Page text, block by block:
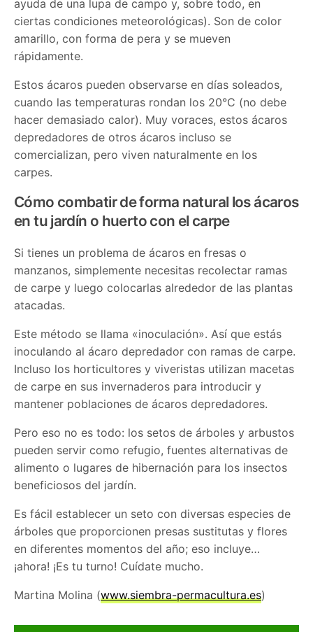
ayuda de una lupa de campo y, sobre todo, en
ciertas condiciones meteorológicas). Son de color
amarillo, con forma de pera y se mueven
rápidamente.
Estos ácaros pueden observarse en días soleados,
cuando las temperaturas rondan los 20°C (no debe
hacer demasiado calor). Muy voraces, estos ácaros
depredadores de otros ácaros incluso se
comercializan, pero viven naturalmente en los
carpes.
Cómo combatir de forma natural los ácaros
en tu jardín o huerto con el carpe
Si tienes un problema de ácaros en fresas o
manzanos, simplemente necesitas recolectar ramas
de carpe y luego colocarlas alrededor de las plantas
atacadas.
Este método se llama «inoculación». Así que estás
inoculando al ácaro depredador con ramas de carpe.
Incluso los horticultores y viveristas utilizan macetas
de carpe en sus invernaderos para introducir y
mantener poblaciones de ácaros depredadores.
Pero eso no es todo: los setos de árboles y arbustos
pueden servir como refugio, fuentes alternativas de
alimento o lugares de hibernación para los insectos
beneficiosos del jardín.
Es fácil establecer un seto con diversas especies de
árboles que proporcionen presas sustitutas y flores
en diferentes momentos del año; eso incluye…
¡ahora! ¡Es tu turno! Cuídate mucho.
Martina Molina (www.siembra-permacultura.es)